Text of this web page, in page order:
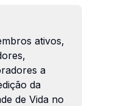
ativos,
a
da
de Vida no